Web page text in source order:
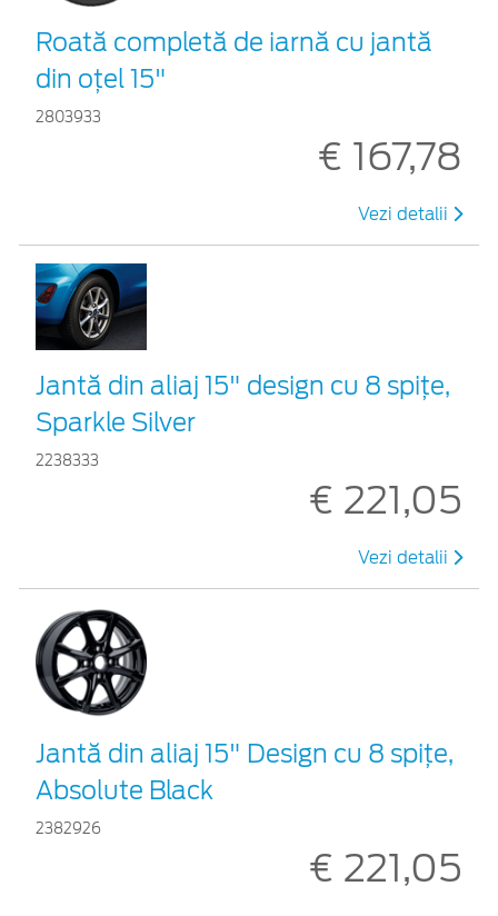
Roată completă de iarnă cu jantă
din oțel 15"
2803933
€ 167,78
Vezi detalii
Jantă din aliaj 15" design cu 8 spițe,
Sparkle Silver
2238333
€ 221,05
Vezi detalii
Jantă din aliaj 15" Design cu 8 spiţe,
Absolute Black
2382926
€ 221,05